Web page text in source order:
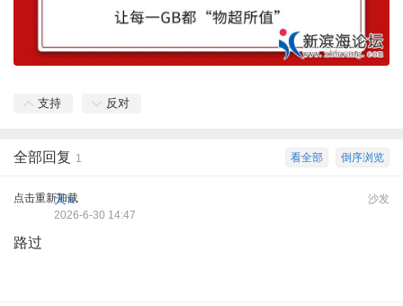
支持 反对
倒序浏览
看全部
全部回复 1
点击重新加载 沙发
天π
2026-6-30 14:47
路过